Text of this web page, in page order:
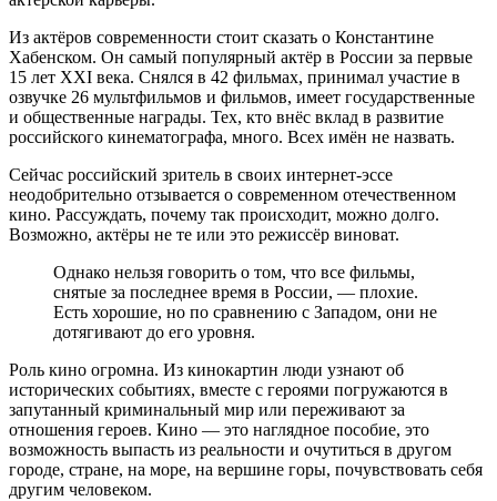
Из актёров современности стоит сказать о Константине
Хабенском. Он самый популярный актёр в России за первые
15 лет XXI века. Снялся в 42 фильмах, принимал участие в
озвучке 26 мультфильмов и фильмов, имеет государственные
и общественные награды. Тех, кто внёс вклад в развитие
российского кинематографа, много. Всех имён не назвать.
Сейчас российский зритель в своих интернет-эссе
неодобрительно отзывается о современном отечественном
кино. Рассуждать, почему так происходит, можно долго.
Возможно, актёры не те или это режиссёр виноват.
Однако нельзя говорить о том, что все фильмы,
снятые за последнее время в России, — плохие.
Есть хорошие, но по сравнению с Западом, они не
дотягивают до его уровня.
Роль кино огромна. Из кинокартин люди узнают об
исторических событиях, вместе с героями погружаются в
запутанный криминальный мир или переживают за
отношения героев. Кино — это наглядное пособие, это
возможность выпасть из реальности и очутиться в другом
городе, стране, на море, на вершине горы, почувствовать себя
другим человеком.